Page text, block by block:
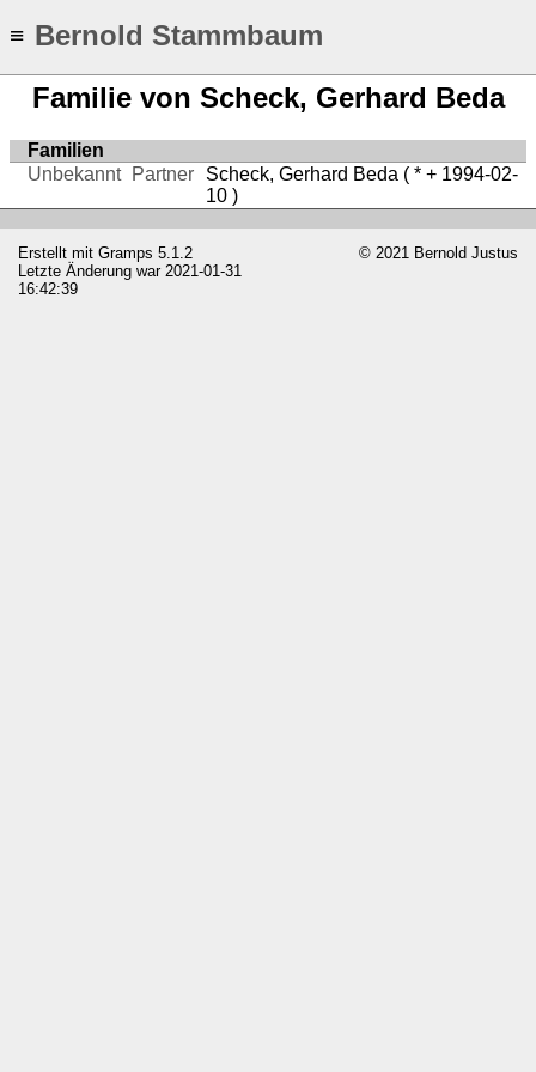
≡ Bernold Stammbaum
Familie von Scheck, Gerhard Beda
Familien
Unbekannt
Partner Scheck, Gerhard Beda ( * + 1994-02-
10 )
Erstellt mit Gramps 5.1.2
Letzte Änderung war 2021-01-31
16:42:39
© 2021 Bernold Justus